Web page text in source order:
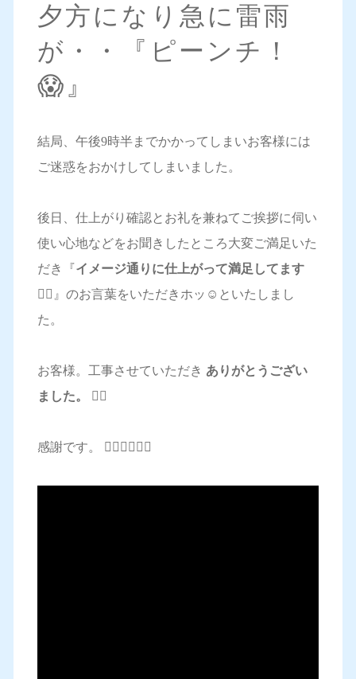
夕方になり急に雷雨
が・・『ピーンチ！
😱』
結局、午後9時半までかかってしまいお客様には
ご迷惑をおかけしてしまいました。
後日、仕上がり確認とお礼を兼ねてご挨拶に伺い
使い心地などをお聞きしたところ大変ご満足いた
だき『イメージ通りに仕上がって満足してます
🙆‍♀️ 』のお言葉をいただきホッ☺️といたしまし
た。
お客様。工事させていただき ありがとうござい
ました。 🙇‍♂️
感謝です。 🙇‍♂️🙇‍♂️🙇‍♂️